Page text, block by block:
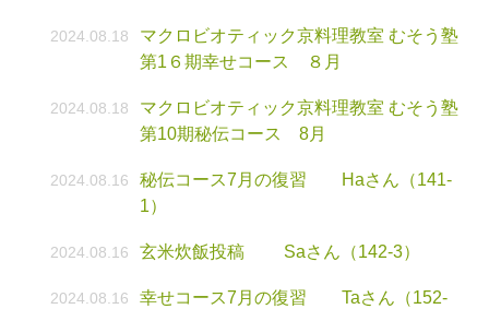
2024.08.18
マクロビオティック京料理教室 むそう塾
第1６期幸せコース ８月
2024.08.18
マクロビオティック京料理教室 むそう塾
第10期秘伝コース 8月
2024.08.16
秘伝コース7月の復習 Haさん（141-
1）
2024.08.16 玄米炊飯投稿 Saさん（142-3）
2024.08.16
幸せコース7月の復習 Taさん（152-